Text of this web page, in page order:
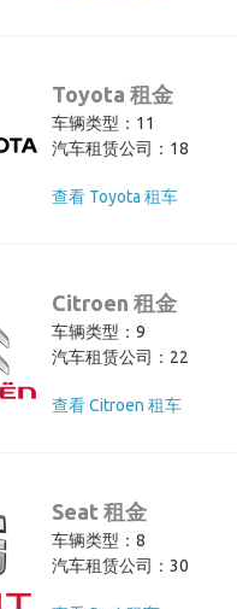
Toyota 租金
车辆类型：11
汽车租赁公司：18
查看 Toyota 租车
Citroen 租金
车辆类型：9
汽车租赁公司：22
查看 Citroen 租车
Seat 租金
车辆类型：8
汽车租赁公司：30